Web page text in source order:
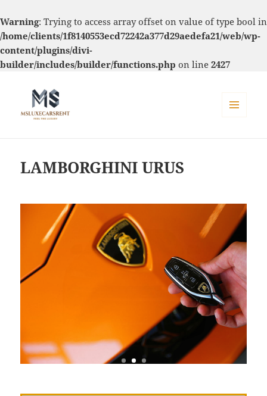
Warning: Trying to access array offset on value of type bool in
/home/clients/1f8140553ecd72242a377d29aedefa21/web/wp-
content/plugins/divi-
builder/includes/builder/functions.php on line 2427
LAMBORGHINI URUS